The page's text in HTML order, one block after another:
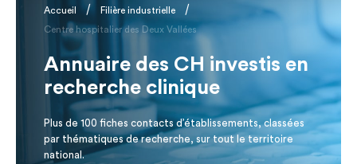
Accueil / Filière industrielle /
Centre hospitalier des Deux Vallées
Annuaire des CH investis en
recherche clinique
Plus de 100 fiches contacts d’établissements, classées
par thématiques de recherche, sur tout le territoire
national.